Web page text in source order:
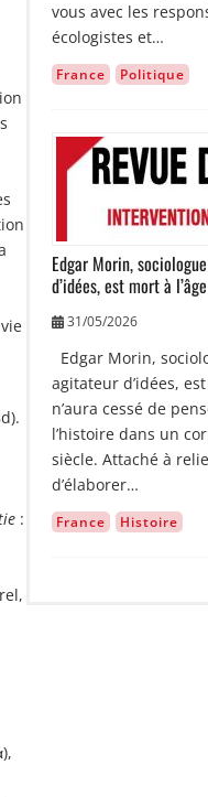
:
vous avec les
écologistes et…
France Politique
Image
Edgar Morin,
d’idées, est mort à
31/05/2026
Edgar Morin,
agitateur d’idées,
n’aura cessé de
l’histoire dans un
siècle. Attaché à
d’élaborer…
France Histoire